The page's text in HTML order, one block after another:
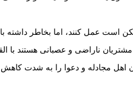
است عمل کنند، اما بخاطر
ناراضی و عصبانی هستند
اهل مجادله و دعوا را به شدت